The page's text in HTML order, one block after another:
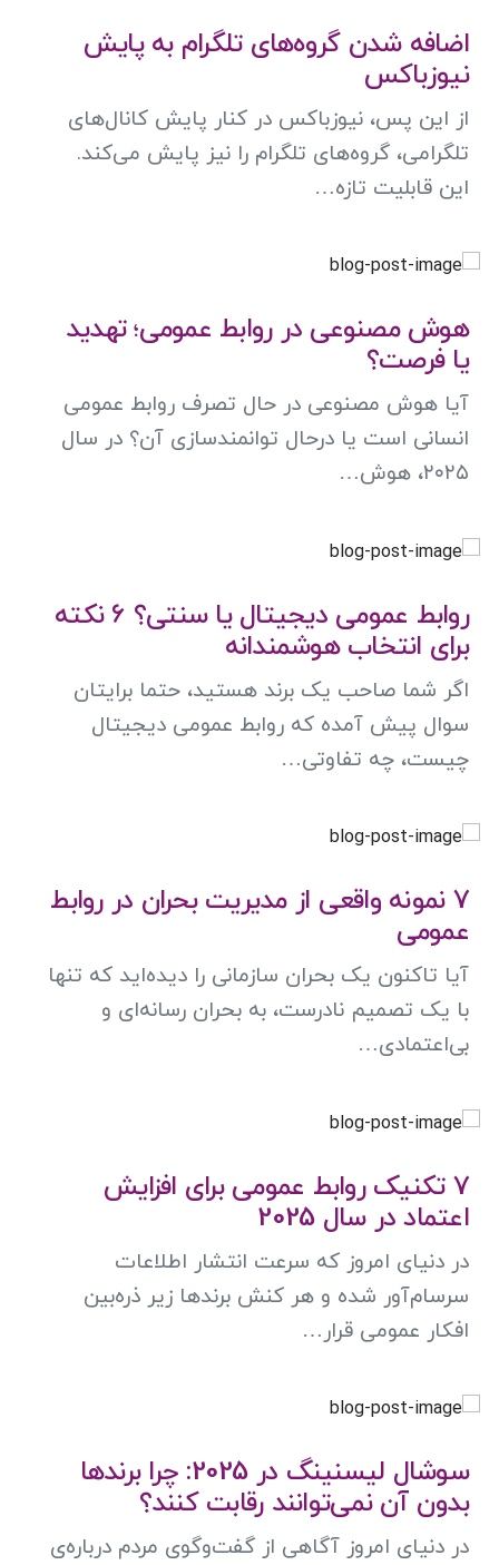
اضافه شدن گروه‌های تلگرام به پایش
نیوزباکس
از این پس، نیوزباکس در کنار پایش کانال‌های
تلگرامی، گروه‌های تلگرام را نیز پایش می‌کند.
این قابلیت تازه…
هوش مصنوعی در روابط عمومی؛ تهدید
یا فرصت؟
آیا هوش مصنوعی در حال تصرف روابط عمومی
انسانی است یا درحال توانمندسازی آن؟ در سال
۲۰۲۵، هوش…
روابط عمومی دیجیتال یا سنتی؟ 6 نکته
برای انتخاب هوشمندانه
اگر شما صاحب یک برند هستید، حتما برایتان
سوال پیش آمده که روابط عمومی دیجیتال
چیست، چه تفاوتی…
7 نمونه واقعی از مدیریت بحران در روابط
عمومی
آیا تاکنون یک بحران سازمانی را دیده‌اید که تنها
با یک تصمیم نادرست، به بحران رسانه‌ای و
بی‌اعتمادی…
7 تکنیک روابط عمومی برای افزایش
اعتماد در سال 2025
در دنیای امروز که سرعت انتشار اطلاعات
سرسام‌آور شده و هر کنش برندها زیر ذره‌بین
افکار عمومی قرار…
سوشال لیسنینگ در 2025: چرا برندها
بدون آن نمی‌توانند رقابت کنند؟
در دنیای امروز آگاهی از گفت‌وگوی مردم درباره‌ی